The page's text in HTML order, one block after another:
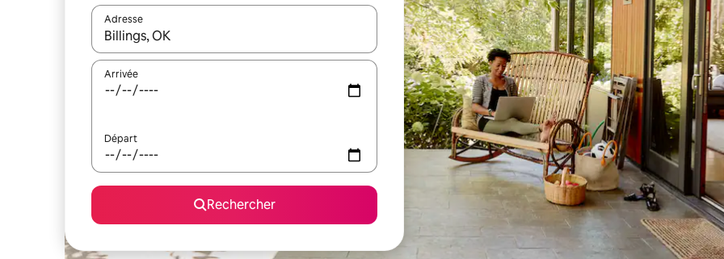
Adresse
Lorsque les résultats s'affichent, utilisez les flèches vers le haut et vers le bas pour les parcourir ou en appuyant et en
Arrivée
Départ
Rechercher